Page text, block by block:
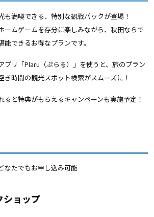
も満喫できる、特別な観戦パックが登場！
ームゲームを存分に楽しみながら、秋田ならで
できるお得なプランです。
プリ「Plaru（ぷらる）」を使うと、旅のプラン
き時間の観光スポット検索がスムーズに！
ると特典がもらえるキャンペーンも実施予定！
なたでもお申し込み可能
ショップ